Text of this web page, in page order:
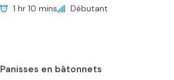
1 hr 10 mins Débutant
Panisses en bâtonnets